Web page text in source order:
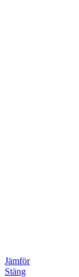
Jämför
Stäng